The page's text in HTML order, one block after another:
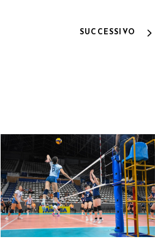
SUCCESSIVO